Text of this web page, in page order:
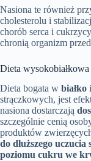
Nasiona te również
cholesterolu i
chorób serca i
chronią organizm
Dieta
Dieta bogata w białko
strączkowych, jest
nasiona dostarczają
szczególnie cenią
produktów
do dłuższego
poziomu cukru we